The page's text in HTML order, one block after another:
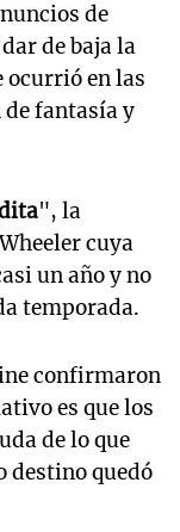
de
de baja la
ocurrió en las
fantasía y
", la
cuya
un año y no
temporada.
confirmaron
es que los
de lo que
destino quedó